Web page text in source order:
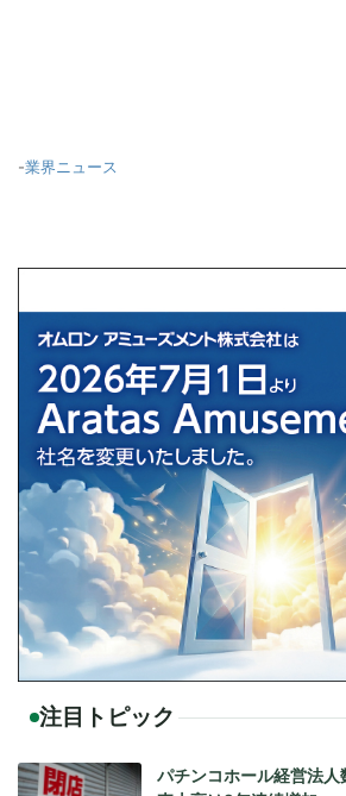
-業界ニュース
注目トピック
パチンコホール経営法